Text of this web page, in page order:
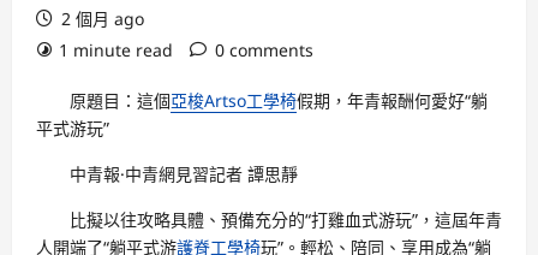
2 個月 ago
1 minute read
0 comments
原題目：這個亞梭Artso工學椅假期，年青報酬何愛好“躺
平式游玩”
中青報·中青網見習記者 譚思靜
比擬以往攻略具體、預備充分的“打雞血式游玩”，這屆年青
人開端了“躺平式游護脊工學椅玩”。輕松、陪同、享用成為“躺